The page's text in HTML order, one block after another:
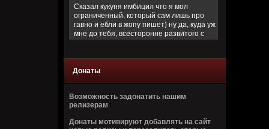
Сказал кукуня имбицил что я мол
ограниченный, который сам лишь про
гавно и ебли в жопу пишет) ну да, куда уж
мне до тебя, всесторонне развитого с
Сегодня в 13:40:45
за запрещено цитировать что ли
ограниченый долбаеб просто, заебал
этим, давай там ещё про школьниц
Донаты
Возможность задонатить нашим
релизерам
Донаты мотивируют добавлять на сайт